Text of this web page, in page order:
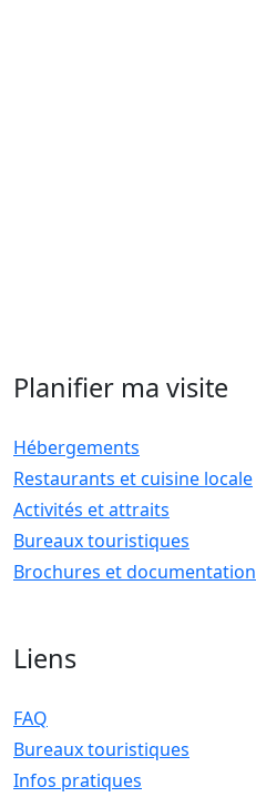
Planifier ma visite
Hébergements
Restaurants et cuisine locale
Activités et attraits
Bureaux touristiques
Brochures et documentation
Liens
FAQ
Bureaux touristiques
Infos pratiques